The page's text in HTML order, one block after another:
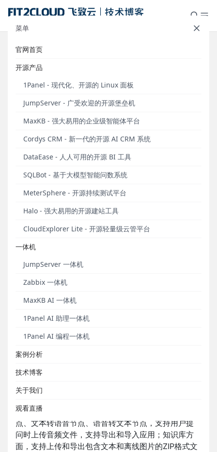
菜单
官网首页
开源产品
1Panel - 现代化、开源的 Linux 面板
JumpServer - 广受欢迎的开源堡垒机
MaxKB - 强大易用的企业级智能体平台
Cordys CRM - 新一代的开源 AI CRM 系统
DataEase - 人人可用的开源 BI 工具
SQLBot - 基于大模型智能问数系统
MeterSphere - 开源持续测试平台
Halo - 强大易用的开源建站工具
CloudExplorer Lite - 开源轻量级云管平台
一体机
JumpServer 一体机
Zabbix 一体机
MaxKB AI 一体机
1Panel AI 助理一体机
1Panel AI 编程一体机
案例分析
技术博客
关于我们
观看直播
飞致云开源社区月度动态报告
（2025年1月）
月度为单位发布《飞致云开源社区月度动态报告》，
旨在向广大社区用户同步飞致云旗下系列开源软件的
营成果等相关信息。
飞致云开源运营数据概览（2025年1月）
2025年1月飞致云开源软件运营数据概览（统计时间为
2025.1.1～2025.1.26）
2025年1月产品发布事件
■MaxKB开源知识库问答系统
v1.9版本。
在v1.9社区版中，应用方面，MaxKB新增图片生成节
点、文本转语音节点、语音转文本节点，支持用户提
问时上传音频文件，支持导出和导入应用；知识库方
面，支持上传和导出包含文本和离线图片的ZIP格式文